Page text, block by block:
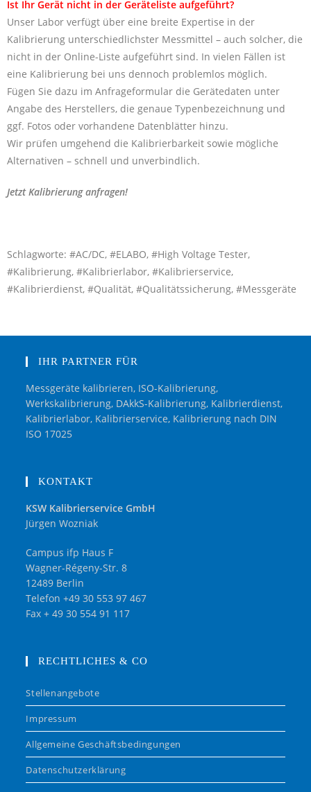
Ist Ihr Gerät nicht in der Geräteliste aufgeführt?
Unser Labor verfügt über eine breite Expertise in der
Kalibrierung unterschiedlichster Messmittel – auch solcher, die
nicht in der Online-Liste aufgeführt sind. In vielen Fällen ist
eine Kalibrierung bei uns dennoch problemlos möglich.
Fügen Sie dazu im Anfrageformular die Gerätedaten unter
Angabe des Herstellers, die genaue Typenbezeichnung und
ggf. Fotos oder vorhandene Datenblätter hinzu.
Wir prüfen umgehend die Kalibrierbarkeit sowie mögliche
Alternativen – schnell und unverbindlich.
Jetzt Kalibrierung anfragen!
Schlagworte: #AC/DC, #ELABO, #High Voltage Tester,
#Kalibrierung, #Kalibrierlabor, #Kalibrierservice,
#Kalibrierdienst, #Qualität, #Qualitätssicherung, #Messgeräte
IHR PARTNER FÜR
Messgeräte kalibrieren, ISO-Kalibrierung,
Werkskalibrierung, DAkkS-Kalibrierung, Kalibrierdienst,
Kalibrierlabor, Kalibrierservice, Kalibrierung nach DIN
ISO 17025
KONTAKT
KSW Kalibrierservice GmbH
Jürgen Wozniak
Campus ifp Haus F
Wagner-Régeny-Str. 8
12489 Berlin
Telefon +49 30 553 97 467
Fax + 49 30 554 91 117
RECHTLICHES & CO
Stellenangebote
Impressum
Allgemeine Geschäftsbedingungen
Datenschutzerklärung